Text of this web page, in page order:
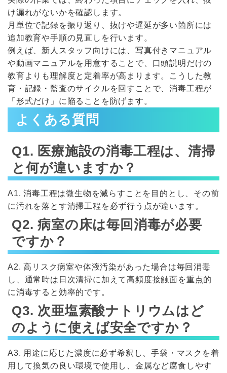
け漏れがないかを確認します。
月単位で記録を振り返り、抜けや遅延が多い箇所には
追加教育や手順の見直しを行います。
例えば、新人スタッフ向けには、写真付きマニュアル
や動画マニュアルを用意することで、口頭説明だけの
教育よりも理解度と定着率が高まります。こうした教
育・記録・監査のサイクルを回すことで、消毒工程が
「形式だけ」に陥ることを防げます。
よくある質問
Q1. 医療施設の消毒工程は、清掃
と何が違いますか？
A1. 消毒工程は微生物を減らすことを目的とし、その前
に汚れを落とす清掃工程を必ず行う点が違います。
Q2. 病室の床は毎回消毒が必要
ですか？
A2. 高リスク病室や体液汚染があった場合は毎回消毒
し、通常時は日次清掃に加えて高頻度接触面を重点的
に消毒すると効率的です。
Q3. 次亜塩素酸ナトリウムはど
のように使えば安全ですか？
A3. 用途に応じた濃度に必ず希釈し、手袋・マスクを着
用して換気の良い環境で使用し、金属など腐食しやす